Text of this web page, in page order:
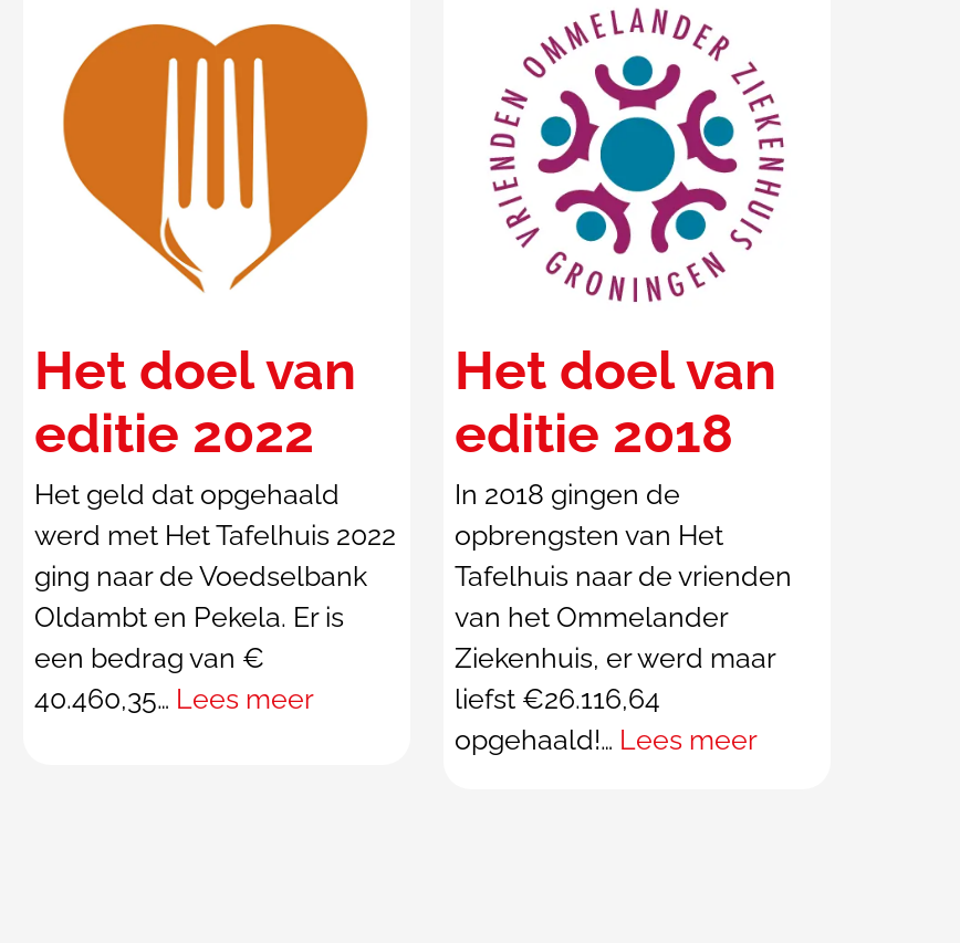
Het doel van
editie 2022
Het geld dat opgehaald
werd met Het Tafelhuis 2022
ging naar de Voedselbank
Oldambt en Pekela. Er is
een bedrag van €
40.460,35… Lees meer
Het doel van
editie 2018
In 2018 gingen de
opbrengsten van Het
Tafelhuis naar de vrienden
van het Ommelander
Ziekenhuis, er werd maar
liefst €26.116,64
opgehaald!… Lees meer